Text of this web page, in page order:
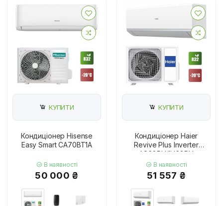
КУПИТИ
Кондиціонер Hisense
Easy Smart CA70BT1A
В наявності
50 000 ₴
КУПИТИ
Кондиціонер Haier
Revive Plus Inverter
AS68RV/1U68RV
В наявності
51 557 ₴